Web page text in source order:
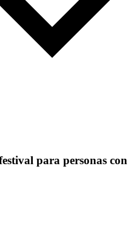
para personas con